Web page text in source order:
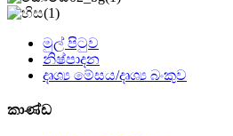
මුල් පිටුව
නිෂ්පාදන
දෘශ්‍ය මේසය/දෘශ්‍ය බංකුව
කාණ්ඩ